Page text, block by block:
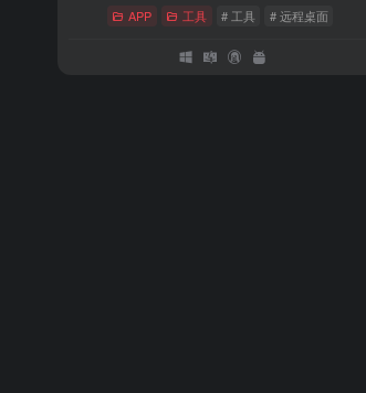
APP 工具 # 工具 # 远程桌面